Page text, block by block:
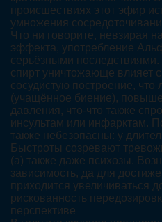
происшествиях этот эфир
умножения
Что ни говорите, невзирая
эффекта, употребление
серьёзными последствиями.
спирт уничтожающе влияет
сосудистую построение, что
(учащённое биение),
давления, что-что также
инсультам или инфарктам.
также небезопасны: у
Быстроты созревают
(а) также даже психозы.
зависимость, да для
приходится увеличиваться
рискованность
перспективе